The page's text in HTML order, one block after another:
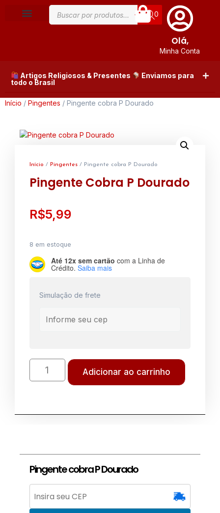
Olá,
Minha Conta
0
Artigos Religiosos & Presentes
Enviamos para
todo o Brasil
Início / Pingentes / Pingente cobra P Dourado
Início / Pingentes / Pingente cobra P Dourado
Pingente Cobra P Dourado
R$5,99
8 em estoque
Até 12x sem cartão com a Linha de
Crédito. Saiba mais
Simulação de frete
Adicionar ao carrinho
Pingente cobra P Dourado